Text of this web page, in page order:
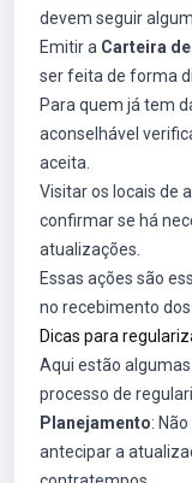
devem seguir
Emitir a Carteira
ser feita de forma
Para quem já tem
aconselhável
aceita.
Visitar os locais de
confirmar se há
atualizações.
Essas ações são
no recebimento
Dicas para
Aqui estão
processo de
Planejamento:
antecipar a